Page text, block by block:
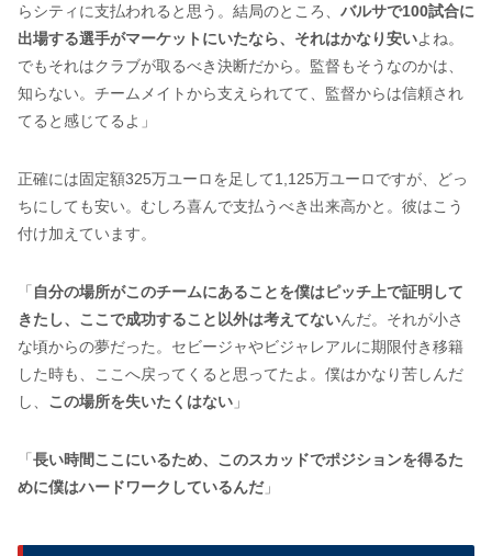
らシティに支払われると思う。結局のところ、 バルサで100試合に
出場する選手がマーケットにいたなら、それはかなり安いよね。
でもそれはクラブが取るべき決断だから。監督もそうなのかは、
知らない。チームメイトから支えられてて、監督からは信頼され
てると感じてるよ」
正確には固定額325万ユーロを足して1,125万ユーロですが、どっ
ちにしても安い。むしろ喜んで支払うべき出来高かと。彼はこう
付け加えています。
「 自分の場所がこのチームにあることを僕はピッチ上で証明して
きたし、ここで成功すること以外は考えてないんだ。それが小さ
な頃からの夢だった。セビージャやビジャレアルに期限付き移籍
した時も、ここへ戻ってくると思ってたよ。僕はかなり苦しんだ
し、 この場所を失いたくはない 」
「 長い時間ここにいるため、このスカッドでポジションを得るた
めに僕はハードワークしているんだ」